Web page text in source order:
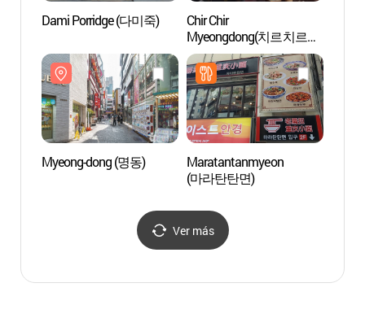
Dami Porridge (다미죽)
Chir Chir
Myeongdong(치르치르
명동)
Myeong-dong (명동)
Maratantanmyeon
(마라탄탄면)
Ver más